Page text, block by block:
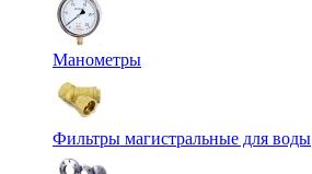
Манометры
Фильтры магистральные для воды